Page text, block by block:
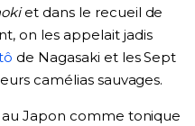
et dans le recueil de
on les appelait jadis
de Nagasaki et les Sept
camélias sauvages.
au Japon comme tonique